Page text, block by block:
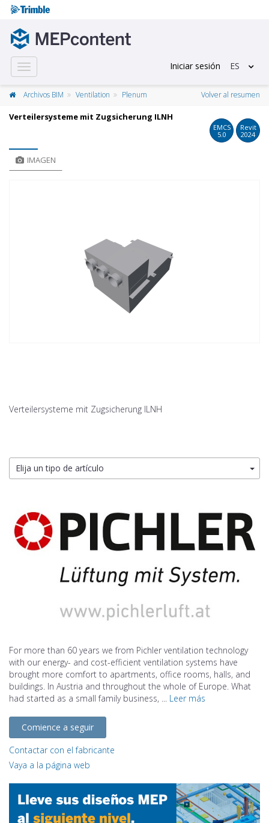
Toggle
navigation
Iniciar sesión ES
Archivos BIM Ventilation Plenum Volver al resumen
Verteilersysteme mit Zugsicherung ILNH
EMCS
5.0
Revit
2024
IMAGEN
Verteilersysteme mit Zugsicherung ILNH
Elija un tipo de artículo
For more than 60 years we from Pichler ventilation technology
with our energy- and cost-efficient ventilation systems have
brought more comfort to apartments, office rooms, halls, and
buildings. In Austria and throughout the whole of Europe. What
had started as a small family business, ... Leer más
Comience a seguir
Contactar con el fabricante
Vaya a la página web